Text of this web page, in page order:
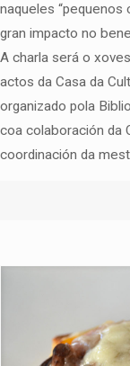
naqueles “pequenos
gran impacto no
A charla será o
actos da Casa da
organizado pola
coa colaboración da
coordinación da